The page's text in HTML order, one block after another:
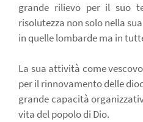
grande rilievo per il suo
risolutezza non solo nella
in quelle lombarde ma in
La sua attività come
per il rinnovamento delle
grande capacità
vita del popolo di Dio.